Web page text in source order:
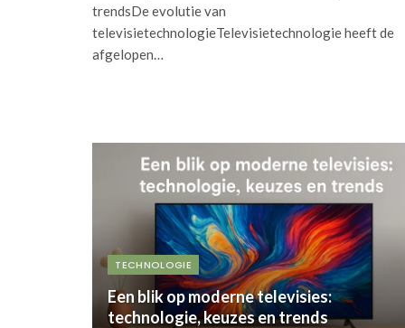
trendsDe evolutie van
televisietechnologieTelevisietechnologie heeft de
afgelopen…
TECHNOLOGIE
Een blik op moderne televisies:
technologie, keuzes en trends